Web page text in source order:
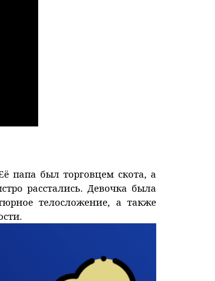
папа был торговцем скота, а
расстались. Девочка была
телосложение, а также